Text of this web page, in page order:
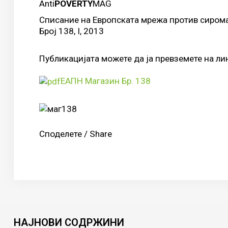
AntiPOVERTYMAG
Списание на Европската мрежа против
Број 138, I, 2013
Публикацијата можете да ја превземете на
ЕАПН Магазин Бр. 138
Споделете / Share
НАЈНОВИ СОДРЖИНИ